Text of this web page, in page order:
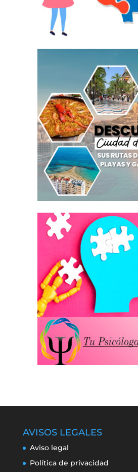
AVISOS LEGALES
Aviso legal
Política de privacidad